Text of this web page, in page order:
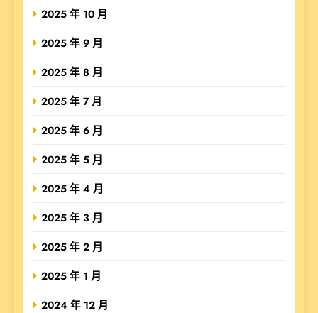
2025 年 10 月
2025 年 9 月
2025 年 8 月
2025 年 7 月
2025 年 6 月
2025 年 5 月
2025 年 4 月
2025 年 3 月
2025 年 2 月
2025 年 1 月
2024 年 12 月